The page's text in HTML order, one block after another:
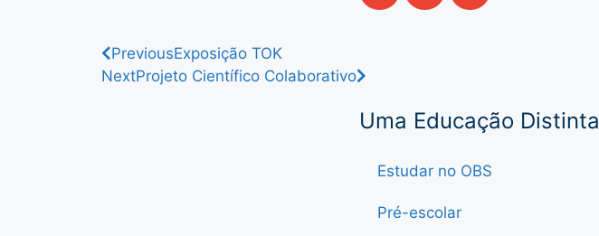
PreviousExposição TOK
NextProjeto Científico Colaborativo
Uma Educação Distinta
Estudar no OBS
Pré-escolar